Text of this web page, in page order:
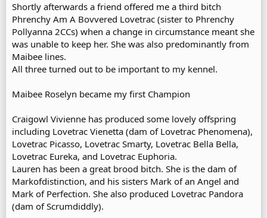
Shortly afterwards a friend offered me a third bitch
Phrenchy Am A Bovvered Lovetrac (sister to Phrenchy
Pollyanna 2CCs) when a change in circumstance meant she
was unable to keep her. She was also predominantly from
Maibee lines.
All three turned out to be important to my kennel.
Maibee Roselyn became my first Champion
Craigowl Vivienne has produced some lovely offspring
including Lovetrac Vienetta (dam of Lovetrac Phenomena),
Lovetrac Picasso, Lovetrac Smarty, Lovetrac Bella Bella,
Lovetrac Eureka, and Lovetrac Euphoria.
Lauren has been a great brood bitch. She is the dam of
Markofdistinction, and his sisters Mark of an Angel and
Mark of Perfection. She also produced Lovetrac Pandora
(dam of Scrumdiddly).